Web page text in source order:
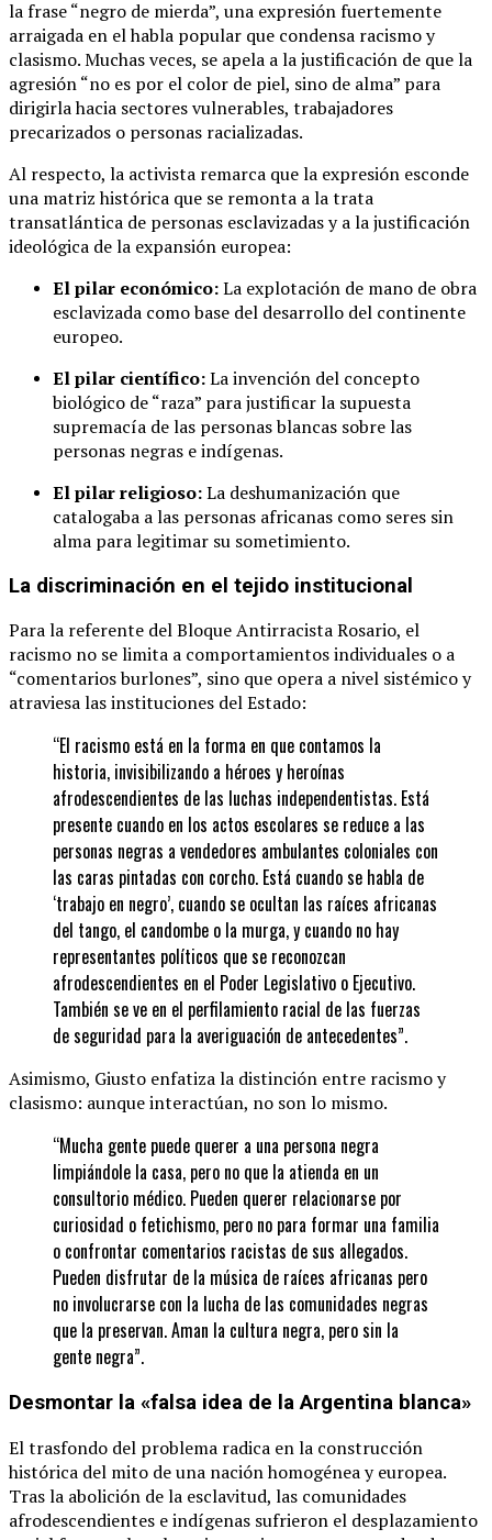
la frase “negro de mierda”, una expresión fuertemente
arraigada en el habla popular que condensa racismo y
clasismo. Muchas veces, se apela a la justificación de que la
agresión “no es por el color de piel, sino de alma” para
dirigirla hacia sectores vulnerables, trabajadores
precarizados o personas racializadas.
Al respecto, la activista remarca que la expresión esconde
una matriz histórica que se remonta a la trata
transatlántica de personas esclavizadas y a la justificación
ideológica de la expansión europea:
El pilar económico:La explotación de mano de obra
esclavizada como base del desarrollo del continente
europeo.
El pilar científico:La invención del concepto
biológico de “raza” para justificar la supuesta
supremacía de las personas blancas sobre las
personas negras e indígenas.
El pilar religioso:La deshumanización que
catalogaba a las personas africanas como seres sin
alma para legitimar su sometimiento.
La discriminación en el tejido institucional
Para la referente del Bloque Antirracista Rosario, el
racismo no se limita a comportamientos individuales o a
“comentarios burlones”, sino que opera a nivel sistémico y
atraviesa las instituciones del Estado:
“El racismo está en la forma en que contamos la
historia, invisibilizando a héroes y heroínas
afrodescendientes de las luchas independentistas. Está
presente cuando en los actos escolares se reduce a las
personas negras a vendedores ambulantes coloniales con
las caras pintadas con corcho. Está cuando se habla de
‘trabajo en negro’, cuando se ocultan las raíces africanas
del tango, el candombe o la murga, y cuando no hay
representantes políticos que se reconozcan
afrodescendientes en el Poder Legislativo o Ejecutivo.
También se ve en el perfilamiento racial de las fuerzas
de seguridad para la averiguación de antecedentes”.
Asimismo, Giusto enfatiza la distinción entre racismo y
clasismo: aunque interactúan, no son lo mismo.
“Mucha gente puede querer a una persona negra
limpiándole la casa, pero no que la atienda en un
consultorio médico. Pueden querer relacionarse por
curiosidad o fetichismo, pero no para formar una familia
o confrontar comentarios racistas de sus allegados.
Pueden disfrutar de la música de raíces africanas pero
no involucrarse con la lucha de las comunidades negras
que la preservan. Aman la cultura negra, pero sin la
gente negra”.
Desmontar la «falsa idea de la Argentina blanca»
El trasfondo del problema radica en la construcción
histórica del mito de una nación homogénea y europea.
Tras la abolición de la esclavitud, las comunidades
afrodescendientes e indígenas sufrieron el desplazamiento